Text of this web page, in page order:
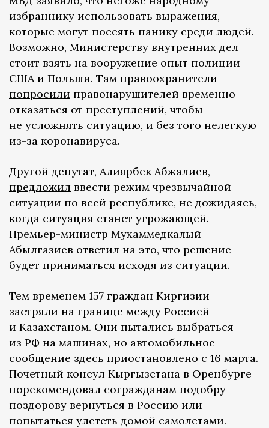
избраннику использовать выражения,
которые могут посеять панику среди людей.
Возможно, Министерству внутренних дел
стоит взять на вооружение опыт полиции
США и Польши. Там правоохранители
попросили правонарушителей временно
отказаться от преступлений, чтобы
не усложнять ситуацию, и без того нелегкую
из-за коронавируса.
Другой депутат, Алиярбек Абжалиев,
предложил ввести режим чрезвычайной
ситуации по всей республике, не дожидаясь,
когда ситуация станет угрожающей.
Премьер-министр Мухаммедкалый
Абылгазиев ответил на это, что решение
будет приниматься исходя из ситуации.
Тем временем 157 граждан Киргизии
застряли на границе между Россией
и Казахстаном. Они пытались выбраться
из РФ на машинах, но автомобильное
сообщение здесь приостановлено с 16 марта.
Почетный консул Кыргызстана в Оренбурге
порекомендовал согражданам подобру-
поздорову вернуться в Россию или
попытаться улететь домой самолетами.